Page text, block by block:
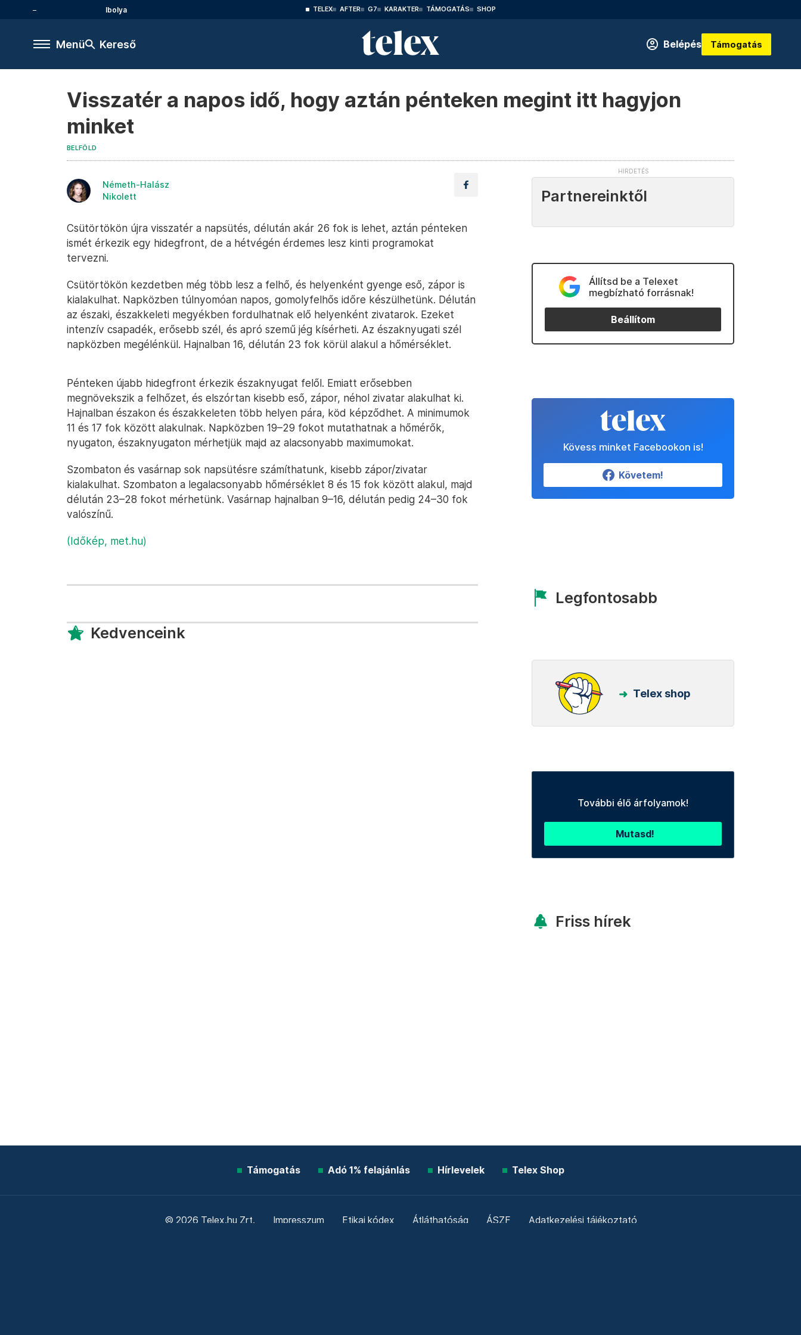
Ibolya TELEX AFTER G7 KARAKTER TÁMOGATÁS SHOP
Menü Kereső Belépés Támogatás
Visszatér a napos idő, hogy aztán pénteken megint itt hagyjon
minket
BELFÖLD
Németh-Halász
Nikolett
Csütörtökön újra visszatér a napsütés, délután akár 26 fok is lehet, aztán pénteken
ismét érkezik egy hidegfront, de a hétvégén érdemes lesz kinti programokat
tervezni.
Csütörtökön kezdetben még több lesz a felhő, és helyenként gyenge eső, zápor is
kialakulhat. Napközben túlnyomóan napos, gomolyfelhős időre készülhetünk. Délután
az északi, északkeleti megyékben fordulhatnak elő helyenként zivatarok. Ezeket
intenzív csapadék, erősebb szél, és apró szemű jég kísérheti. Az északnyugati szél
napközben megélénkül. Hajnalban 16, délután 23 fok körül alakul a hőmérséklet.
Pénteken újabb hidegfront érkezik északnyugat felől. Emiatt erősebben
megnövekszik a felhőzet, és elszórtan kisebb eső, zápor, néhol zivatar alakulhat ki.
Hajnalban északon és északkeleten több helyen pára, köd képződhet. A minimumok
11 és 17 fok között alakulnak. Napközben 19–29 fokot mutathatnak a hőmérők,
nyugaton, északnyugaton mérhetjük majd az alacsonyabb maximumokat.
Szombaton és vasárnap sok napsütésre számíthatunk, kisebb zápor/zivatar
kialakulhat. Szombaton a legalacsonyabb hőmérséklet 8 és 15 fok között alakul, majd
délután 23–28 fokot mérhetünk. Vasárnap hajnalban 9–16, délután pedig 24–30 fok
valószínű.
(Időkép, met.hu)
Kedvenceink
Partnereinktől
Állítsd be a Telexet
megbízható forrásnak!
Beállítom
Kövess minket Facebookon is!
Követem!
Legfontosabb
Telex shop
További élő árfolyamok!
Mutasd!
Friss hírek
Támogatás Adó 1% felajánlás Hírlevelek Telex Shop
© 2026 Telex.hu Zrt. Impresszum Etikai kódex Átláthatóság ÁSZF Adatkezelési tájékoztató